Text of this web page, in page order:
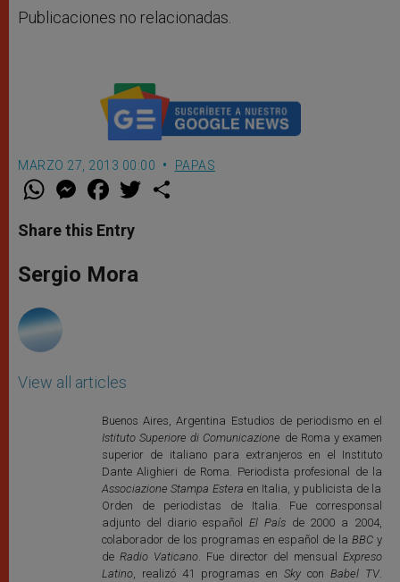
Publicaciones no relacionadas.
MARZO 27, 2013 00:00 PAPAS
W
t
s
p
p
M
e
s
e
g
e
F
a
e
b
o
k
w
Share this Entry
Sergio Mora
View all articles
Buenos Aires, Argentina Estudios de periodismo en el
Istituto Superiore di Comunicazione de Roma y examen
superior de italiano para extranjeros en el Instituto
Dante Alighieri de Roma. Periodista profesional de la
Associazione Stampa Estera en Italia, y publicista de la
Orden de periodistas de Italia. Fue corresponsal
adjunto del diario españolEl Paísde 2000 a 2004,
colaborador de los programas en español de la BBCy
de Radio Vaticano. Fue director del mensualExpreso
Latino, realizó 41 programas en Skycon Babel TV.